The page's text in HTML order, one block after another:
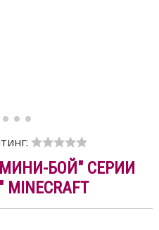
БОЙ" СЕРИИ
MINECRAFT